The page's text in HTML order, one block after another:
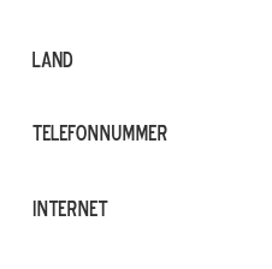
LAND
Telefonnummer
Internet